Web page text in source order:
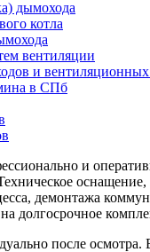
дымохода
котла
вентиляции
и вентиляционных
в СПб
и
демонтажа
долгосрочное
после осмотра.